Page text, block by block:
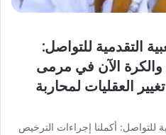
التقدمية للتواصل:
والكرة الآن في مرمى
العقليات لمحاربة
للتواصل: أكملنا إجراءات الترخيص